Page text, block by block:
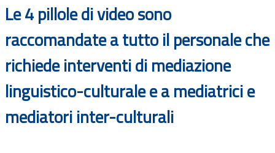
Le 4 pillole di video sono
raccomandate a tutto il personale che
richiede interventi di mediazione
linguistico-culturale e a mediatrici e
mediatori inter-culturali